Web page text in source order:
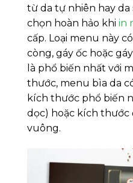
từ da tự nhiên hay da
chọn hoàn hảo khi in
cấp. Loại menu này
còng, gáy ốc hoặc
là phổ biến nhất với
thước, menu bìa da
kích thước phổ biến
dọc) hoặc kích thước
vuông.